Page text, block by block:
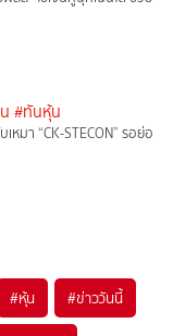
#ทันหุ้น
หมา “CK-STECON” รอย่อ
#หุ้น #ข่าววันนี้